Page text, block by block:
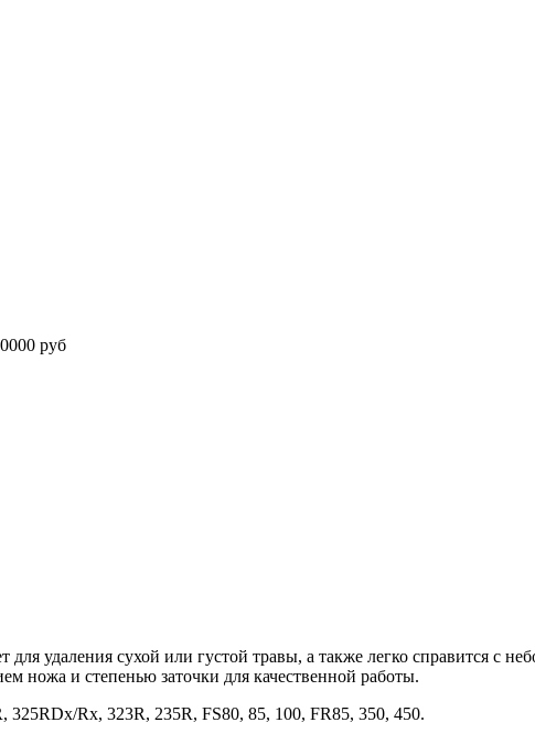
руб
удаления сухой или густой травы, а также легко справится с
ножа и степенью заточки для качественной работы.
Rx, 323R, 235R, FS80, 85, 100, FR85, 350, 450.